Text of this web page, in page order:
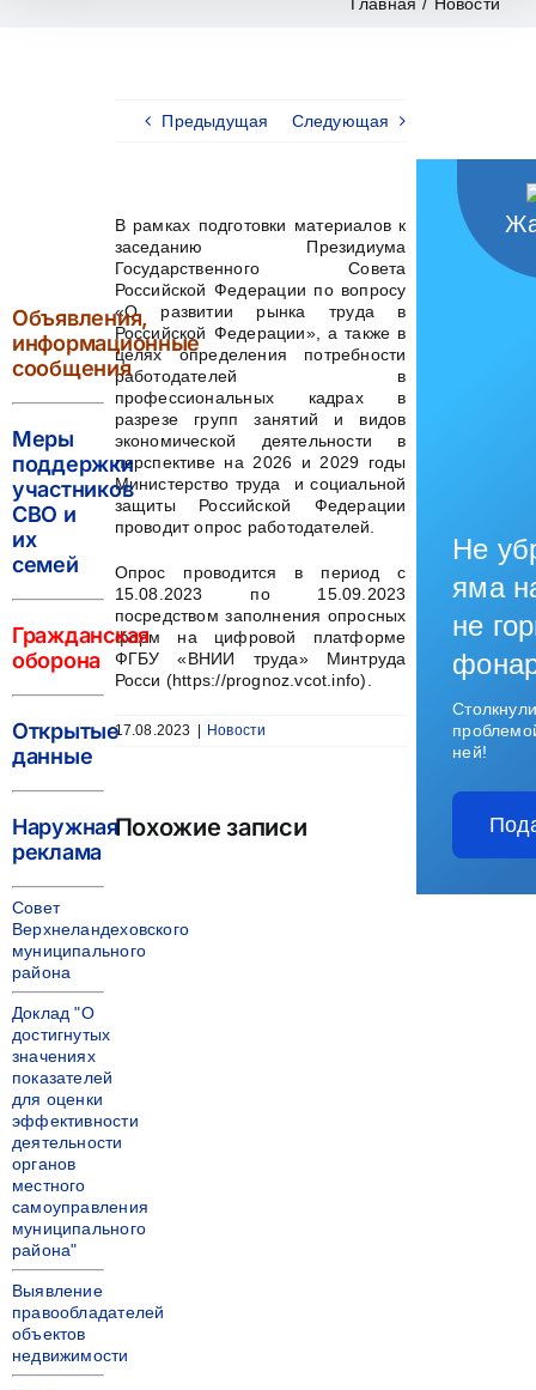
Предыдущая Следующая
В рамках подготовки материалов к
заседанию Президиума
Государственного Совета
Российской Федерации по вопросу
«О развитии рынка труда в
Российской Федерации», а также в
целях определения потребности
работодателей в
профессиональных кадрах в
разрезе групп занятий и видов
экономической деятельности в
перспективе на 2026 и 2029 годы
Министерство труда и социальной
защиты Российской Федерации
проводит опрос работодателей.
Опрос проводится в период с
15.08.2023 по 15.09.2023
посредством заполнения опросных
форм на цифровой платформе
ФГБУ «ВНИИ труда» Минтруда
Росси (https://prognoz.vcot.info).
17.08.2023 Новости
Похожие записи
Объявления,
информационные
сообщения
Меры
поддержки
участников
СВО и
их
семей
Гражданская
оборона
Открытые
данные
Наружная
реклама
Совет
Верхнеландеховского
муниципального
района
Доклад "О
достигнутых
значениях
показателей
для оценки
эффективности
деятельности
органов
местного
самоуправления
муниципального
района"
Выявление
правообладателей
объектов
недвижимости
Не
яма
не
ней!